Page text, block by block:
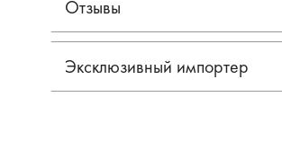
Отзывы
Эксклюзивный импортер